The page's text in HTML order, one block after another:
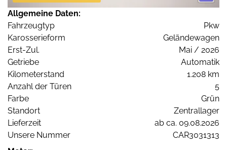
Allgemeine Daten:
Fahrzeugtyp
Pkw
Karosserieform
Geländewagen
Erst-Zul.
Mai / 2026
Getriebe
Automatik
Kilometerstand
1.208 km
Anzahl der Türen
5
Farbe
Grün
Standort
Zentrallager
Lieferzeit
ab ca. 09.08.2026
Unsere Nummer
CAR3031313